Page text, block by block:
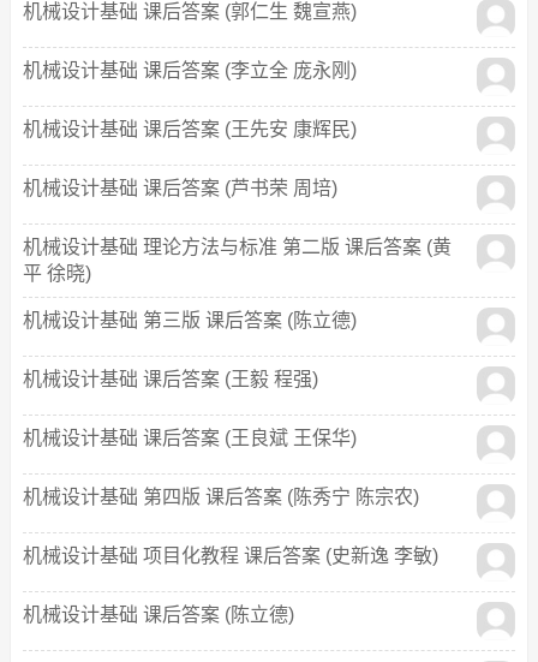
机械设计基础 课后答案 (郭仁生 魏宣燕)
机械设计基础 课后答案 (李立全 庞永刚)
机械设计基础 课后答案 (王先安 康辉民)
机械设计基础 课后答案 (芦书荣 周培)
机械设计基础 理论方法与标准 第二版 课后答案 (黄
平 徐晓)
机械设计基础 第三版 课后答案 (陈立德)
机械设计基础 课后答案 (王毅 程强)
机械设计基础 课后答案 (王良斌 王保华)
机械设计基础 第四版 课后答案 (陈秀宁 陈宗农)
机械设计基础 项目化教程 课后答案 (史新逸 李敏)
机械设计基础 课后答案 (陈立德)